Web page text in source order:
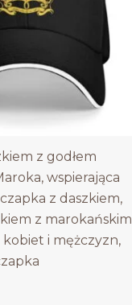
z godłem
wspierająca
z daszkiem,
z marokańskim
i mężczyzn,